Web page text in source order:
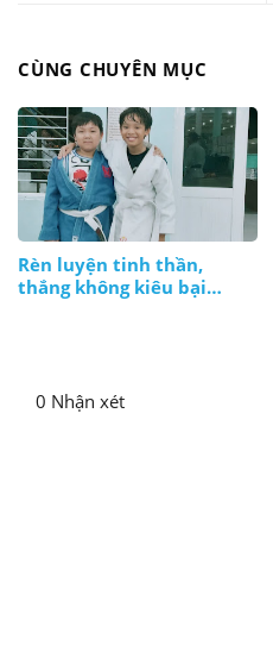
CÙNG CHUYÊN MỤC
Rèn luyện tinh thần,
thắng không kiêu bại
0 Nhận xét